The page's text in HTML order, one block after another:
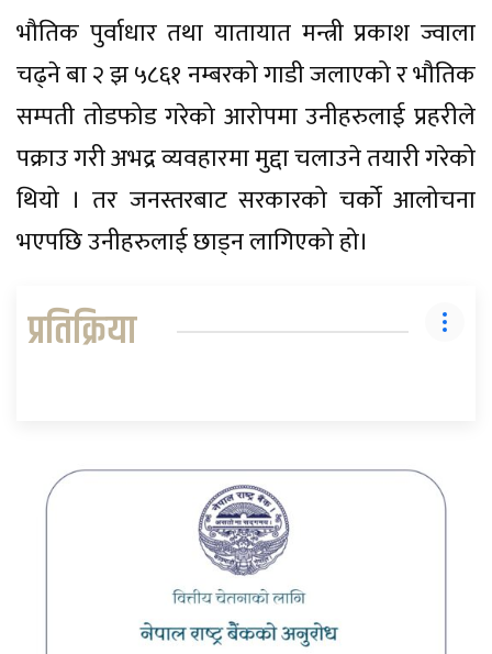
भौतिक पुर्वाधार तथा यातायात मन्त्री प्रकाश ज्वाला
चढ्ने बा २ झ ५८६१ नम्बरको गाडी जलाएको र भौतिक
सम्पती तोडफोड गरेको आरोपमा उनीहरुलाई प्रहरीले
पक्राउ गरी अभद्र व्यवहारमा मुद्दा चलाउने तयारी गरेको
थियो । तर जनस्तरबाट सरकारको चर्को आलोचना
भएपछि उनीहरुलाई छाड्न लागिएको हो।
प्रतिक्रिया